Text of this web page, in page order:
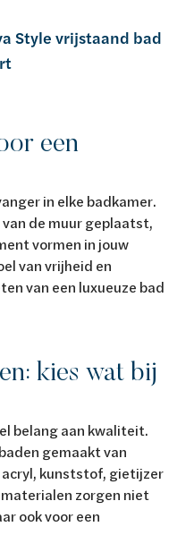
Style vrijstaand bad
een
in elke badkamer.
de muur geplaatst,
vormen in jouw
van vrijheid en
van een luxueuze bad
kies wat bij
belang aan kwaliteit.
gemaakt van
kunststof, gietijzer
zorgen niet
ook voor een